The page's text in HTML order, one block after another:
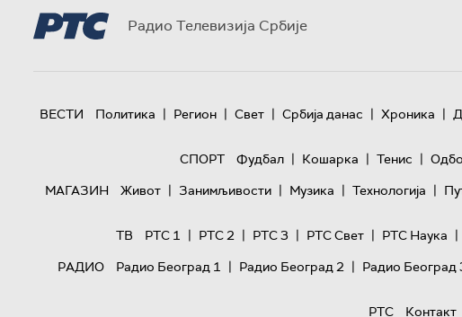
Радио Телевизија Србије
ВЕСТИ Политика | Регион | Свет | Србија данас | Хроника |
СПОРТ
Фудбал | Кошарка | Тенис |
МАГАЗИН
Живот | Занимљивости | Музика | Технологијa |
ТВ
РТС 1 | РТС 2 | РТС 3 | РТС Свет | РТС Наука |
РАДИО
Радио Београд 1 | Радио Београд 2 | Радио Београд
РТС
Контакт